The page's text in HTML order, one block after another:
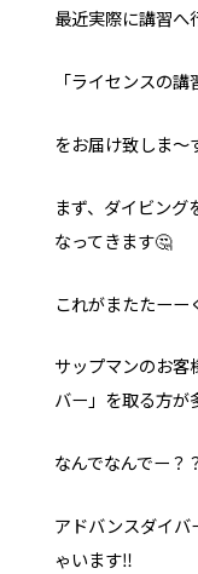
最近実際に講習
「ライセンスの講
をお届け致しま
まず、ダイビング
なってきます🤔
これがまたたーー
サップマンのお客
バー」を取る方が
なんでなんでー？
アドバンスダイバ
ゃいます‼️